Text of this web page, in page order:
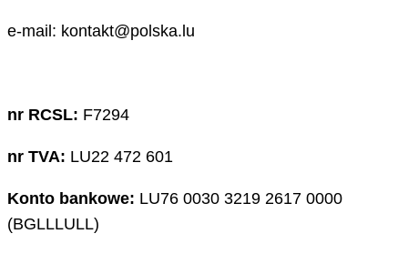
e-mail: kontakt@polska.lu
nr RCSL: F7294
nr TVA: LU22 472 601
Konto bankowe: LU76 0030 3219 2617 0000
(BGLLLULL)